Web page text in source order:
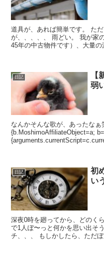
道具が、あれば簡単です。 た
が、、、、、 雨どい。 我が家
45年の中古物件です）、大量
日記
【
弱
なんかそんな歌が、あったな
{b.MoshimoAffiliateObject=a;
日記
初
い
深夜0時を廻ってから、どのく
で1人ぼ〜っと何かを思い出そ
チ、、、 もしかしたら、ただ